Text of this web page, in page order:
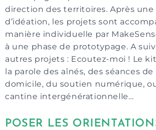
direction des territoires. Après une
d’idéation, les projets sont
manière individuelle par
à une phase de prototypage. A
autres projets : Ecoutez-moi ! Le
la parole des aînés, des séances
domicile, du soutien numérique,
cantine intergénérationnelle…
POSER LES